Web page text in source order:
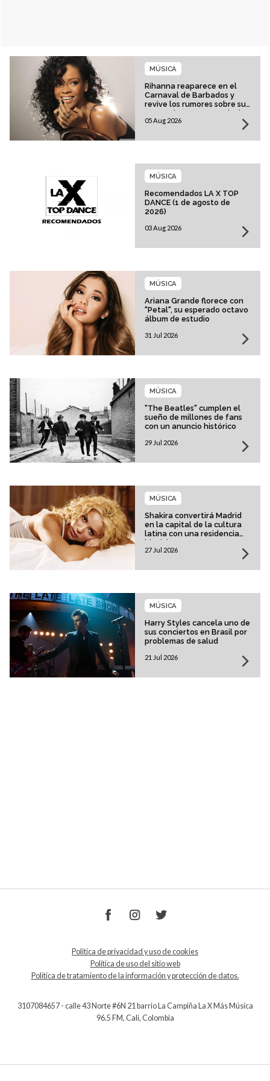
Rihanna reaparece en el
Carnaval de Barbados y
revive los rumores sobre su
esperado regreso musical
MÚSICA
05 Aug 2026
Recomendados LA X TOP
DANCE (1 de agosto de
2026)
MÚSICA
03 Aug 2026
Ariana Grande florece con
"Petal", su esperado octavo
álbum de estudio
MÚSICA
31 Jul 2026
"The Beatles" cumplen el
sueño de millones de fans
con un anuncio histórico
MÚSICA
29 Jul 2026
Shakira convertirá Madrid
en la capital de la cultura
latina con una residencia
histórica
MÚSICA
27 Jul 2026
Harry Styles cancela uno de
sus conciertos en Brasil por
problemas de salud
MÚSICA
21 Jul 2026
Política de privacidad y uso de cookies
Política de uso del sitio web
Política de tratamiento de la información y protección de datos.
3107084657 - calle 43 Norte #6N 21 barrio La Campiña La X Más Música
96.5 FM, Cali, Colombia